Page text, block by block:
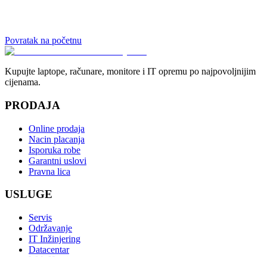
Povratak na početnu
Kupujte laptope, računare, monitore i IT opremu po najpovoljnijim
cijenama.
PRODAJA
Online prodaja
Nacin placanja
Isporuka robe
Garantni uslovi
Pravna lica
USLUGE
Servis
Održavanje
IT Inžinjering
Datacentar